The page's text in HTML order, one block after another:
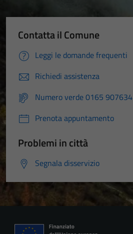
Contatta il Comune
Leggi le domande frequenti
Richiedi assistenza
Numero verde 0165 907634
Prenota appuntamento
Problemi in città
Segnala disservizio